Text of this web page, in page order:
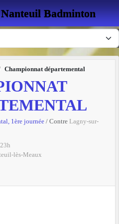
Badminton
Championnat départemental
1ère journée / Contre Lagny-sur-
lès-Meaux